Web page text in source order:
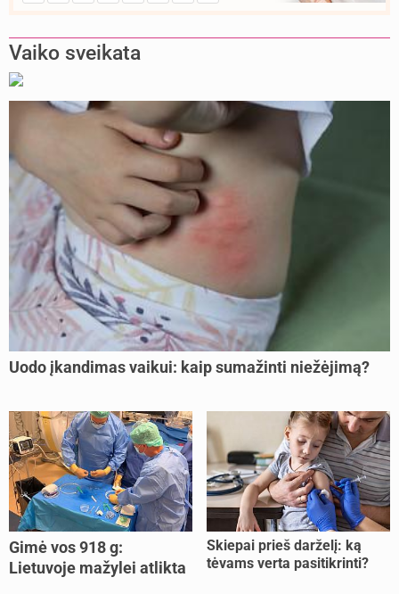
Vaiko sveikata
Uodo įkandimas vaikui: kaip sumažinti niežėjimą?
Gimė vos 918 g:
Lietuvoje mažylei atlikta
Skiepai prieš darželį: ką
tėvams verta pasitikrinti?